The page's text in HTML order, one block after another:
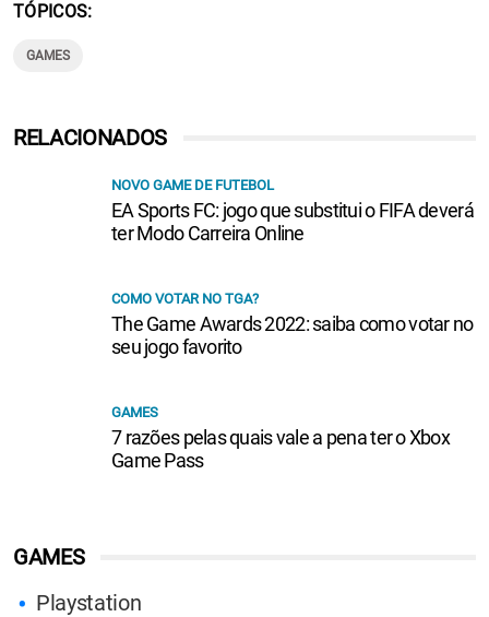
TÓPICOS
GAMES
GAMES
Playstation
RELACIONADOS
NOVO GAME DE FUTEBOL
EA Sports FC: jogo que substitui o FIFA deverá
ter Modo Carreira Online
COMO VOTAR NO TGA?
The Game Awards 2022: saiba como votar no
seu jogo favorito
GAMES
7 razões pelas quais vale a pena ter o Xbox
Game Pass